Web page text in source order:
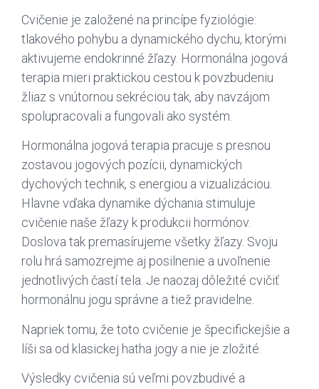
Cvičenie je založené na princípe fyziológie:
tlakového pohybu a dynamického dychu, ktorými
aktivujeme endokrinné žľazy. Hormonálna jogová
terapia mieri praktickou cestou k povzbudeniu
žliaz s vnútornou sekréciou tak, aby navzájom
spolupracovali a fungovali ako systém.
Hormonálna jogová terapia pracuje s presnou
zostavou jogových pozícii, dynamických
dychových technik, s energiou a vizualizáciou.
Hlavne vďaka dynamike dýchania stimuluje
cvičenie naše žľazy k produkcii hormónov.
Doslova tak premasírujeme všetky žľazy. Svoju
rolu hrá samozrejme aj posilnenie a uvoľnenie
jednotlivých častí tela. Je naozaj dôležité cvičiť
hormonálnu jogu správne a tiež pravidelne.
Napriek tomu, že toto cvičenie je špecifickejšie a
líši sa od klasickej hatha jogy a nie je zložité.
Výsledky cvičenia sú veľmi povzbudivé a